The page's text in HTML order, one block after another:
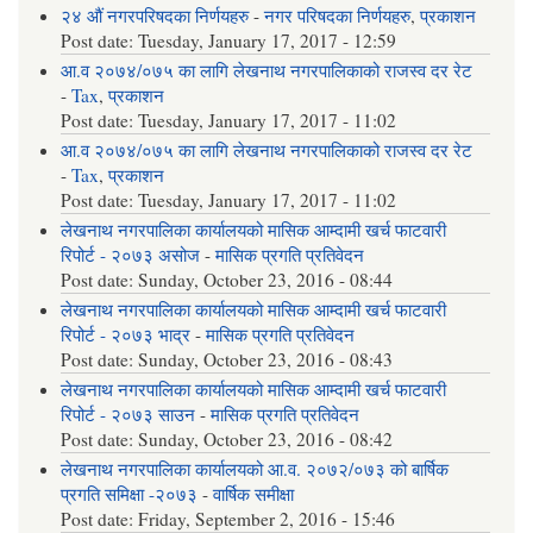
२४ औं नगरपरिषदका निर्णयहरु-नगर परिषदका निर्णयहरु,प्रकाशन
Post date:Tuesday, January 17, 2017 - 12:59
आ.व २०७४/०७५ का लागि लेखनाथ नगरपालिकाको राजस्व दर रेट
-Tax,प्रकाशन
Post date:Tuesday, January 17, 2017 - 11:02
आ.व २०७४/०७५ का लागि लेखनाथ नगरपालिकाको राजस्व दर रेट
-Tax,प्रकाशन
Post date:Tuesday, January 17, 2017 - 11:02
लेखनाथ नगरपालिका कार्यालयको मासिक आम्दामी खर्च फाटवारी
रिपोर्ट - २०७३ असोज -मासिक प्रगति प्रतिवेदन
Post date:Sunday, October 23, 2016 - 08:44
लेखनाथ नगरपालिका कार्यालयको मासिक आम्दामी खर्च फाटवारी
रिपोर्ट - २०७३ भाद्र-मासिक प्रगति प्रतिवेदन
Post date:Sunday, October 23, 2016 - 08:43
लेखनाथ नगरपालिका कार्यालयको मासिक आम्दामी खर्च फाटवारी
रिपोर्ट - २०७३ साउन-मासिक प्रगति प्रतिवेदन
Post date:Sunday, October 23, 2016 - 08:42
लेखनाथ नगरपालिका कार्यालयको आ.व. २०७२/०७३ को बार्षिक
प्रगति समिक्षा -२०७३-वार्षिक समीक्षा
Post date:Friday, September 2, 2016 - 15:46